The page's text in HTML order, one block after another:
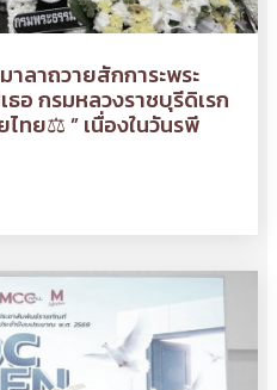
ลาถวายสักการะพระ
ธอ กรมหลวงราชบุรีดิเรก
ทย⚖ ” เนื่องในวันรพี